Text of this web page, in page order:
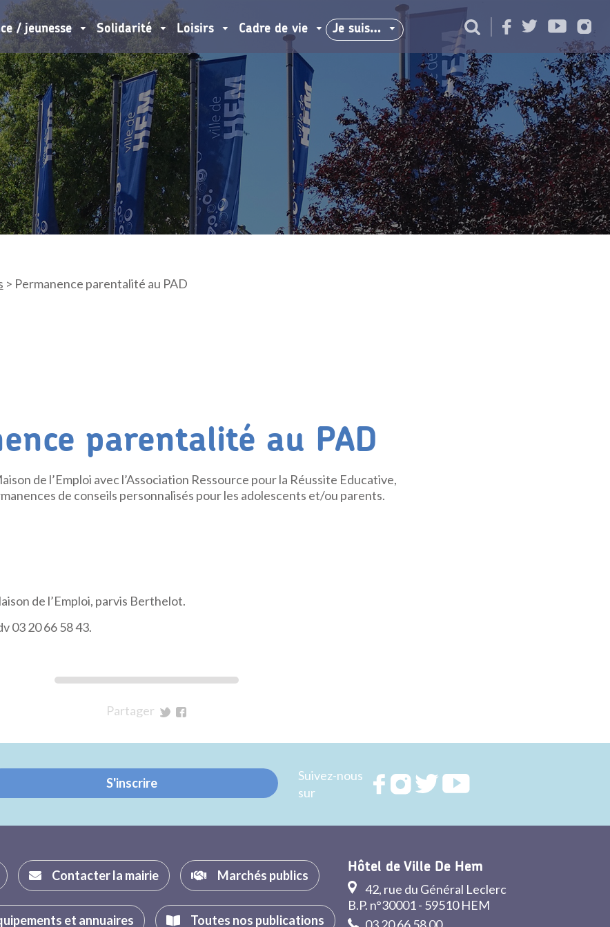
/ jeunesse Solidarité Loisirs Cadre de vie Je suis…
> Permanence parentalité au PAD
parentalité au PAD
de l’Emploi avec l’Association Ressource pour la Réussite Educative,
de conseils personnalisés pour les adolescents et/ou parents.
de l’Emploi, parvis Berthelot.
03 20 66 58 43.
Partager
Twitter
Facebook
S'inscrire
Suivez-nous
sur
RejoignezRejoignezRejoignez
Contacter la mairie Marchés publics
et annuaires Toutes nos publications
Hôtel de Ville De Hem
42, rue du Général Leclerc
B.P. n°30001 - 59510 HEM